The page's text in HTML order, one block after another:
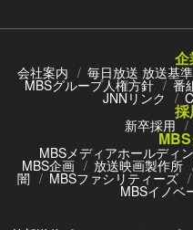
企
会社案内 毎日放送 放送基準
MBSグループ人権方針 番
JNNリンク
採
新卒採用
MBSメディアホールディ
MBS企画 放送映画製作所
闇 MBSファシリティーズ
MBSイノベ